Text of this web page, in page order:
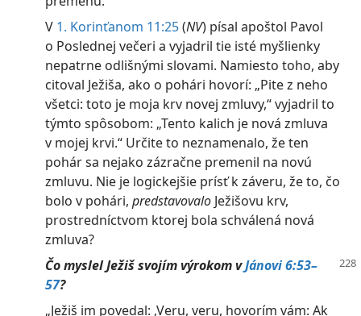
V 1. Korinťanom 11:25(NV) písal apoštol Pavol
o Poslednej večeri a vyjadril tie isté myšlienky
nepatrne odlišnými slovami. Namiesto toho, aby
citoval Ježiša, ako o pohári hovorí: „Pite z neho
všetci: toto je moja krv novej zmluvy,“ vyjadril to
týmto spôsobom: „Tento kalich je nová zmluva
v mojej krvi.“ Určite to neznamenalo, že ten
pohár sa nejako zázračne premenil na novú
zmluvu. Nie je logickejšie prísť k záveru, že to, čo
bolo v pohári, predstavovalo Ježišovu krv,
prostredníctvom ktorej bola schválená nová
zmluva?
Čo myslel Ježiš svojím výrokom vJánovi 6:53–
57?
„Ježiš im povedal: ‚Veru, veru, hovorím vám: Ak